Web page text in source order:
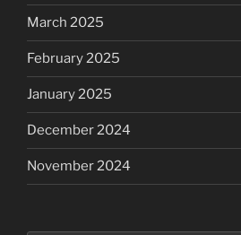
March 2025
February 2025
January 2025
December 2024
November 2024